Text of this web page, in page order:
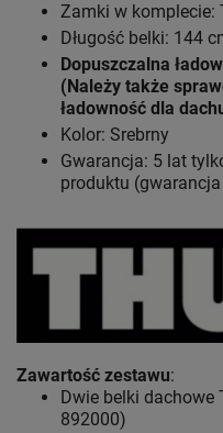
Zamki w komplecie:
Długość belki: 144
Dopuszczalna
(Należy także
ładowność dla
Kolor: Srebrny
Gwarancja: 5 lat
produktu
Zawartość zestawu:
Dwie belki dachowe
892000)